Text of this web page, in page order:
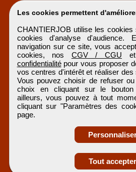
Obtenir ses
Les cookies permettent
CHANTIERJOB utilise les
cookies d'analyse d'audience.
navigation sur ce site, vous
cookies, nos CGV / CGU
confidentialitépour vous proposer
vos centres d'intérêt et réaliser
Vous pouvez choisir de refuser
choix en cliquant sur le bouton
ailleurs, vous pouvez à tout
cliquant sur "Paramètres des
page.
Tout accepter